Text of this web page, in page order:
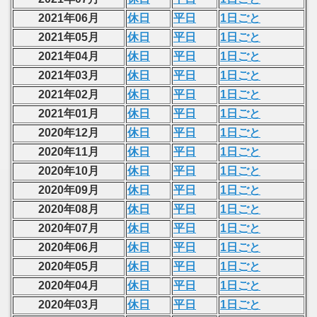
2021年06月
休日 平日
1日ごと
2021年05月
休日 平日
1日ごと
2021年04月
休日 平日
1日ごと
2021年03月
休日 平日
1日ごと
2021年02月
休日 平日
1日ごと
2021年01月
休日 平日
1日ごと
2020年12月
休日 平日
1日ごと
2020年11月
休日 平日
1日ごと
2020年10月
休日 平日
1日ごと
2020年09月
休日 平日
1日ごと
2020年08月
休日 平日
1日ごと
2020年07月
休日 平日
1日ごと
2020年06月
休日 平日
1日ごと
2020年05月
休日 平日
1日ごと
2020年04月
休日 平日
1日ごと
2020年03月
休日 平日 1日ごと